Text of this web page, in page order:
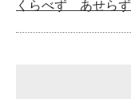
くらべず あせら